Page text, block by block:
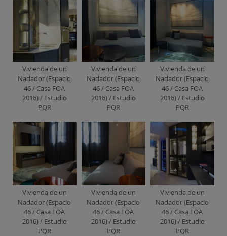
Vivienda de un
Nadador (Espacio
46 / Casa FOA
2016) / Estudio
PQR
Vivienda de un
Nadador (Espacio
46 / Casa FOA
2016) / Estudio
PQR
Vivienda de un
Nadador (Espacio
46 / Casa FOA
2016) / Estudio
PQR
Vivienda de un
Nadador (Espacio
46 / Casa FOA
2016) / Estudio
PQR
Vivienda de un
Nadador (Espacio
46 / Casa FOA
2016) / Estudio
PQR
Vivienda de un
Nadador (Espacio
46 / Casa FOA
2016) / Estudio
PQR